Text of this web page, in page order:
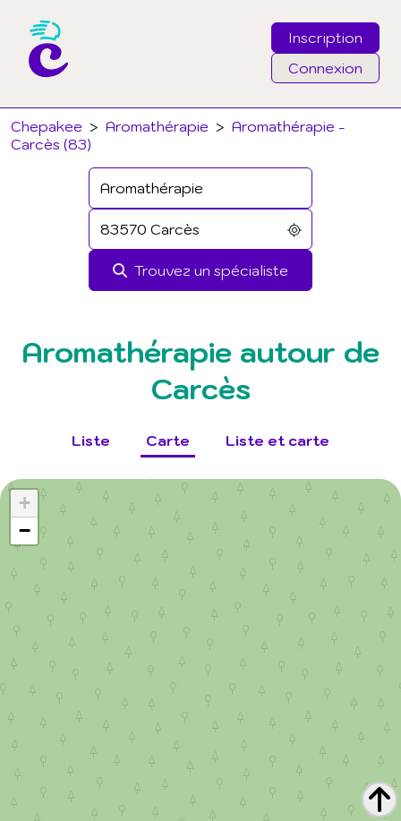
Inscription
Connexion
Chepakee > Aromathérapie > Aromathérapie -
Carcès (83)
Trouvez un spécialiste
Email
Mot de passe
J'ai oublié mon mot de passe
Connexion
Aromathérapie autour de
Carcès
Liste Carte Liste et carte
+
−